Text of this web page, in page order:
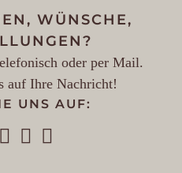
WÜNSCHE,
oder per Mail.
auf Ihre Nachricht!
UNS AUF: